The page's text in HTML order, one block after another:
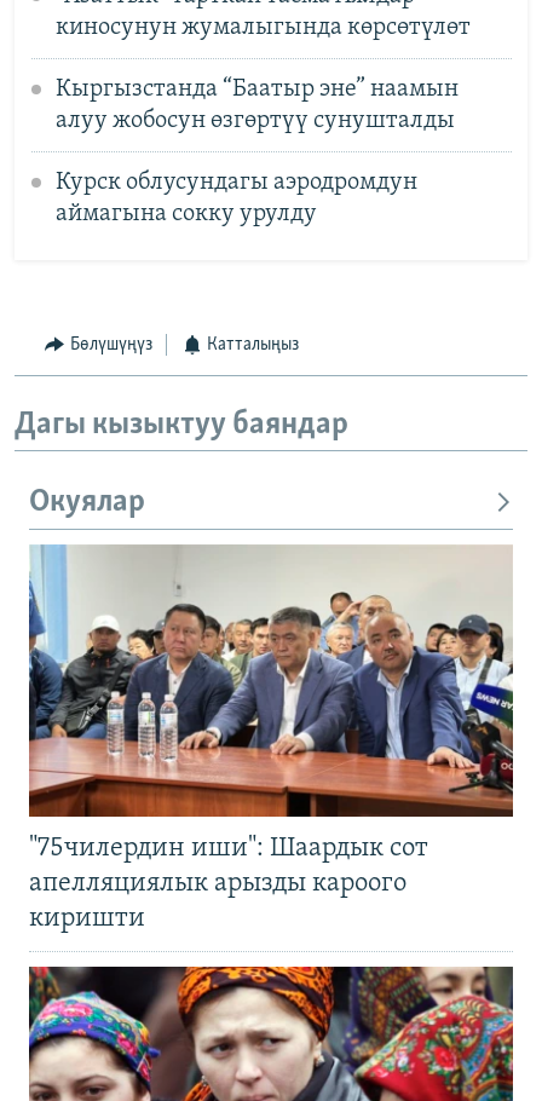
киносунун жумалыгында көрсөтүлөт
Кыргызстанда “Баатыр эне” наамын
алуу жобосун өзгөртүү сунушталды
Курск облусундагы аэродромдун
аймагына сокку урулду
Бөлүшүңүз Катталыңыз
Дагы кызыктуу баяндар
Окуялар
"75чилердин иши": Шаардык сот
апелляциялык арызды кароого
киришти